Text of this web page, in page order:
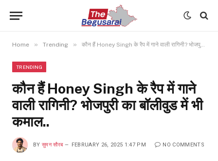
Home » Trending » कौन हैं Honey Singh के रैप में गाने वाली रागिनी? भोजपुरी का बॉलीवुड में भी कमाल..
TRENDING
कौन हैं Honey Singh के रैप में गाने
वाली रागिनी? भोजपुरी का बॉलीवुड में भी
कमाल..
BY सुमन सौरब FEBRUARY 26, 2025 1:47 PM NO COMMENTS